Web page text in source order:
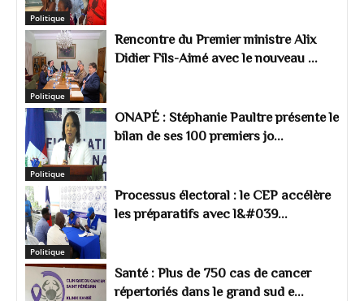
Politique
Politique
Rencontre du Premier ministre Alix
Didier Fils-Aimé avec le nouveau ...
Politique
ONAPÉ : Stéphanie Paultre présente le
bilan de ses 100 premiers jo...
Politique
Processus électoral : le CEP accélère
les préparatifs avec l&#039...
Santé : Plus de 750 cas de cancer
répertoriés dans le grand sud e...